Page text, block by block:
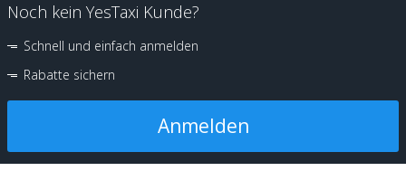
Noch kein YesTaxi Kunde?
Schnell und einfach anmelden
Rabatte sichern
Anmelden